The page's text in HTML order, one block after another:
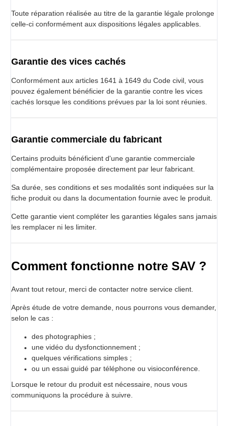
Toute réparation réalisée au titre de la garantie légale prolonge
celle-ci conformément aux dispositions légales applicables.
Garantie des vices cachés
Conformément aux articles 1641 à 1649 du Code civil, vous
pouvez également bénéficier de la garantie contre les vices
cachés lorsque les conditions prévues par la loi sont réunies.
Garantie commerciale du fabricant
Certains produits bénéficient d'une garantie commerciale
complémentaire proposée directement par leur fabricant.
Sa durée, ses conditions et ses modalités sont indiquées sur la
fiche produit ou dans la documentation fournie avec le produit.
Cette garantie vient compléter les garanties légales sans jamais
les remplacer ni les limiter.
Comment fonctionne notre SAV ?
Avant tout retour, merci de contacter notre service client.
Après étude de votre demande, nous pourrons vous demander,
selon le cas :
des photographies ;
une vidéo du dysfonctionnement ;
quelques vérifications simples ;
ou un essai guidé par téléphone ou visioconférence.
Lorsque le retour du produit est nécessaire, nous vous
communiquons la procédure à suivre.